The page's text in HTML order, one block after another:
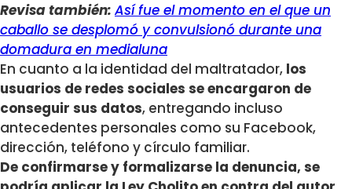
Revisa también: Así fue el momento en el que un
caballo se desplomó y convulsionó durante una
domadura en medialuna
En cuanto a la identidad del maltratador, los
usuarios de redes sociales se encargaron de
conseguir sus datos, entregando incluso
antecedentes personales como su Facebook,
dirección, teléfono y círculo familiar.
De confirmarse y formalizarse la denuncia, se